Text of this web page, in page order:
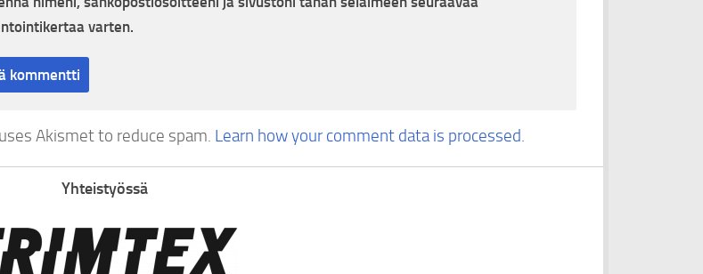
varten.
Akismet to reduce spam. Learn how your comment data is processed.
Yhteistyössä